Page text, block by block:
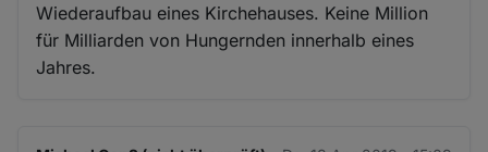
Wiederaufbau eines Kirchehauses. Keine Million
für Milliarden von Hungernden innerhalb eines
Jahres.